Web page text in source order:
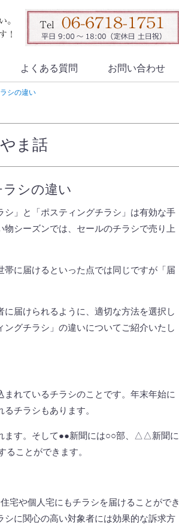
よくある質問 お問い合わせ
シの違い
ま話
シの違い
」と「ポスティングチラシ」は有効な手
シーズンでは、セールのチラシで売り上
に届けるといった点では同じですが「届
届けられるように、適切な方法を選択し
グチラシ」の違いについてご紹介いたし
れているチラシのことです。年末年始に
チラシもあります。
ます。そして●●新聞には○○部、△△新聞に
ことができます。
宅や個人宅にもチラシを届けることができ
に関心の高い対象者には効果的な訴求方